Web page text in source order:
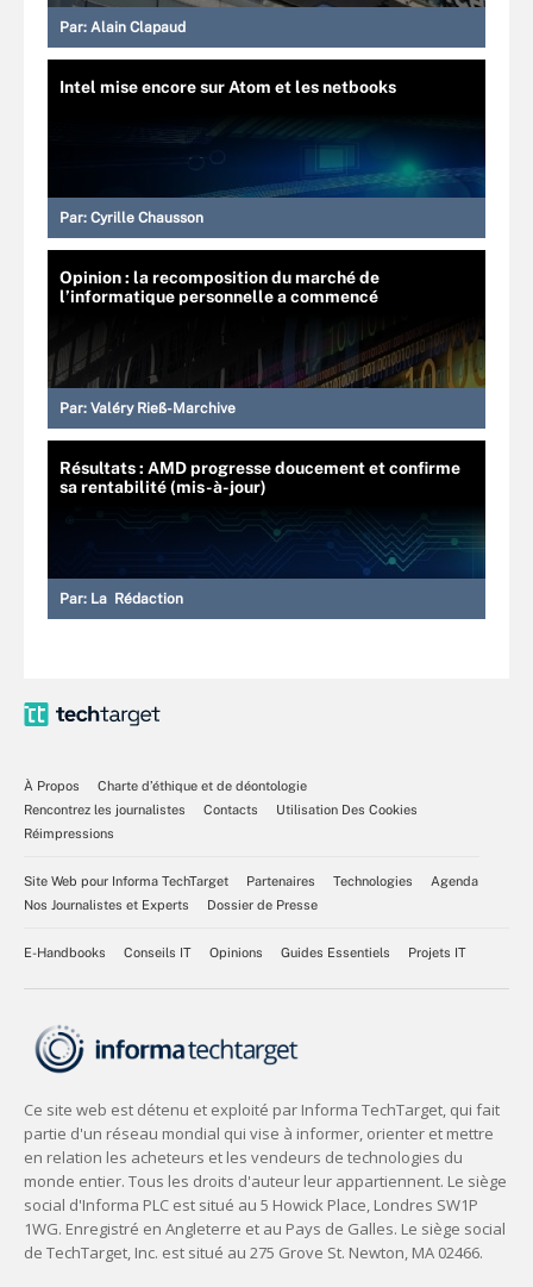
Par: Alain Clapaud
Intel mise encore sur Atom et les netbooks
Par: Cyrille Chausson
Opinion : la recomposition du marché de
l’informatique personnelle a commencé
Par: Valéry Rieß-Marchive
Résultats : AMD progresse doucement et confirme
sa rentabilité (mis-à-jour)
Par: La Rédaction
À Propos
Charte d’éthique et de déontologie
Rencontrez les journalistes
Contacts
Utilisation Des Cookies
Réimpressions
Site Web pour Informa TechTarget Partenaires Technologies
Agenda
Nos Journalistes et Experts
Dossier de Presse
E-Handbooks Conseils IT Opinions Guides Essentiels Projets IT